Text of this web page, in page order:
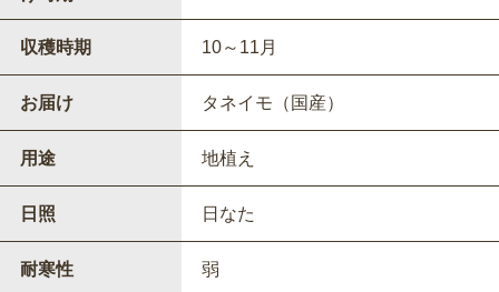
収穫時期 10～11月
お届け タネイモ（国産）
用途 地植え
日照 日なた
耐寒性 弱